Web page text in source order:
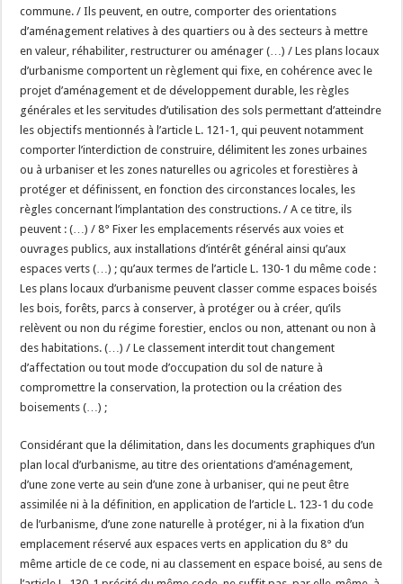
commune. / Ils peuvent, en outre, comporter des orientations
d’aménagement relatives à des quartiers ou à des secteurs à mettre
en valeur, réhabiliter, restructurer ou aménager (…) / Les plans locaux
d’urbanisme comportent un règlement qui fixe, en cohérence avec le
projet d’aménagement et de développement durable, les règles
générales et les servitudes d’utilisation des sols permettant d’atteindre
les objectifs mentionnés à l’article L. 121-1, qui peuvent notamment
comporter l’interdiction de construire, délimitent les zones urbaines
ou à urbaniser et les zones naturelles ou agricoles et forestières à
protéger et définissent, en fonction des circonstances locales, les
règles concernant l’implantation des constructions. / A ce titre, ils
peuvent : (…) / 8° Fixer les emplacements réservés aux voies et
ouvrages publics, aux installations d’intérêt général ainsi qu’aux
espaces verts (…) ; qu’aux termes de l’article L. 130-1 du même code :
Les plans locaux d’urbanisme peuvent classer comme espaces boisés
les bois, forêts, parcs à conserver, à protéger ou à créer, qu’ils
relèvent ou non du régime forestier, enclos ou non, attenant ou non à
des habitations. (…) / Le classement interdit tout changement
d’affectation ou tout mode d’occupation du sol de nature à
compromettre la conservation, la protection ou la création des
boisements (…) ;
Considérant que la délimitation, dans les documents graphiques d’un
plan local d’urbanisme, au titre des orientations d’aménagement,
d’une zone verte au sein d’une zone à urbaniser, qui ne peut être
assimilée ni à la définition, en application de l’article L. 123-1 du code
de l’urbanisme, d’une zone naturelle à protéger, ni à la fixation d’un
emplacement réservé aux espaces verts en application du 8° du
même article de ce code, ni au classement en espace boisé, au sens de